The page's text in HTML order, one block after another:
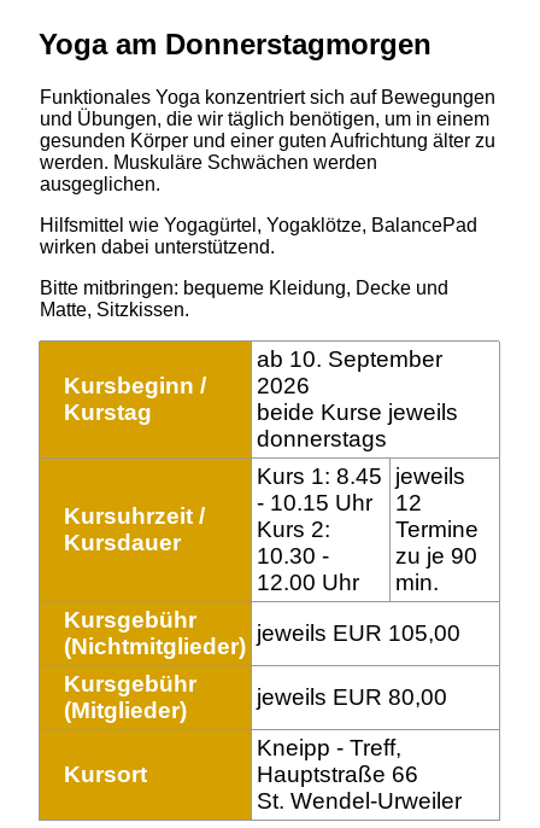
Yoga am Donnerstagmorgen
Funktionales Yoga konzentriert sich auf Bewegungen
und Übungen, die wir täglich benötigen, um in einem
gesunden Körper und einer guten Aufrichtung älter zu
werden. Muskuläre Schwächen werden
ausgeglichen.
Hilfsmittel wie Yogagürtel, Yogaklötze, BalancePad
wirken dabei unterstützend.
Bitte mitbringen: bequeme Kleidung, Decke und
Matte, Sitzkissen.
Kursbeginn /
Kurstag
ab 10. September
2026
beide Kurse jeweils
donnerstags
Kursuhrzeit /
Kursdauer
Kurs 1: 8.45
- 10.15 Uhr
Kurs 2:
10.30 -
12.00 Uhr
jeweils
12
Termine
zu je 90
min.
Kursgebühr
(Nichtmitglieder)
jeweils EUR 105,00
Kursgebühr
(Mitglieder)
jeweils EUR 80,00
Kursort
Kneipp - Treff,
Hauptstraße 66
St. Wendel-Urweiler